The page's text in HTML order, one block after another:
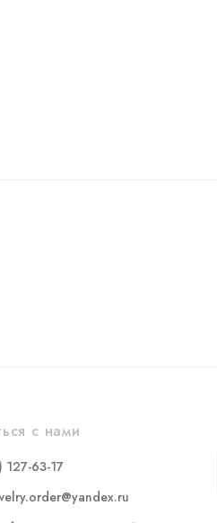
с нами
127-63-17